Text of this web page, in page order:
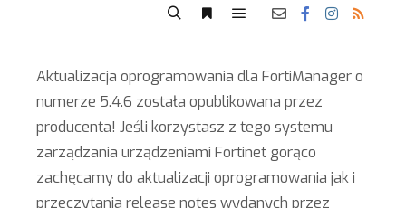
Aktualizacja oprogramowania dla FortiManager o
numerze 5.4.6 została opublikowana przez
producenta! Jeśli korzystasz z tego systemu
zarządzania urządzeniami Fortinet gorąco
zachęcamy do aktualizacji oprogramowania jak i
przeczytania release notes wydanych przez